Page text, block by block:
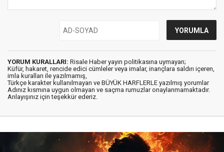
YORUM KURALLARI: Risale Haber yayın politikasına uymayan;
Küfür, hakaret, rencide edici cümleler veya imalar, inançlara saldırı içeren,
imla kuralları ile yazılmamış,
Türkçe karakter kullanılmayan ve BÜYÜK HARFLERLE yazılmış yorumlar
Adınız kısmına uygun olmayan ve saçma rumuzlar onaylanmamaktadır.
Anlayışınız için teşekkür ederiz.